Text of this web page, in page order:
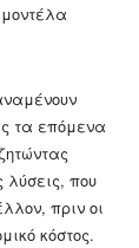
τα επόμενα
λύσεις, που
πριν οι
κόστος.